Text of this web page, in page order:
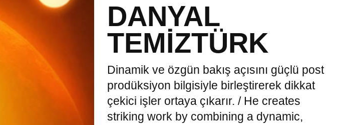
DANYAL
TEMIZTÜRK
Dinamik ve özgün bakış açısını güçlü post
prodüksiyon bilgisiyle birleştirerek dikkat
çekici işler ortaya çıkarır. / He creates
striking work by combining a dynamic,